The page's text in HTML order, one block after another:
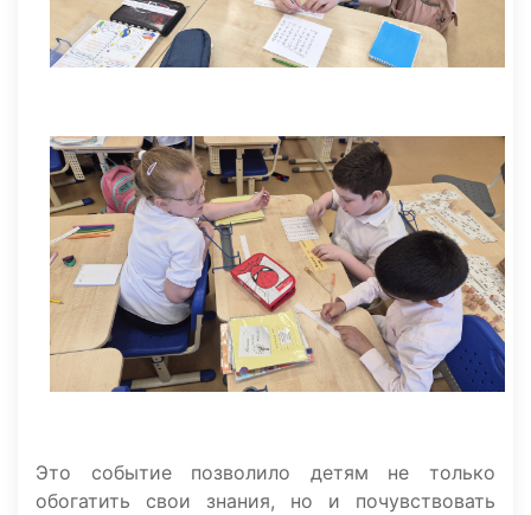
Это событие позволило детям не только
обогатить свои знания, но и почувствовать